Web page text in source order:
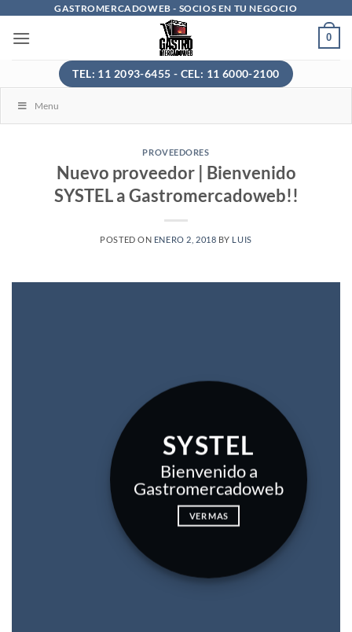
contenido
GASTROMERCADOWEB - SOCIOS EN TU NEGOCIO
0
TEL: 11 2093-6455 - CEL: 11 6000-2100
Menu
PROVEEDORES
Nuevo proveedor | Bienvenido
SYSTEL a Gastromercadoweb!!
POSTED ON ENERO 2, 2018 BY LUIS
SYSTEL
Bienvenido a
Gastromercadoweb
VER MAS